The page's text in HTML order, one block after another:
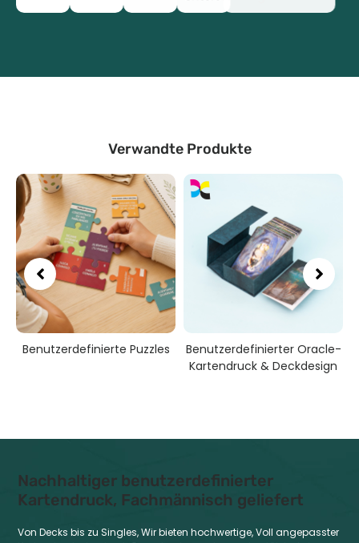
Verwandte Produkte
Benutzerdefinierte Puzzles
Benutzerdefinierter Oracle-
Kartendruck & Deckdesign
Nachhaltiger benutzerdefinierter
Kartendruck, Fachmännisch geliefert
Von Decks bis zu Singles, Wir bieten hochwertige, Voll angepasster